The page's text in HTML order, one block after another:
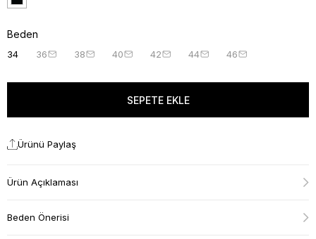
Beden
34 36 38 40 42 44 46
Ürünü Paylaş
Ürün Açıklaması
Beden Önerisi